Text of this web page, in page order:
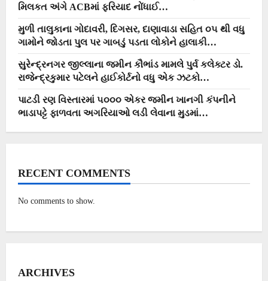
મિલકત અંગે ACBમાં ફરિયાદ નોંધાઈ…
મુળી તાલુકાના ગોદાવરી, દિગસર, દાણાવાડા સહિત ૦૫ થી વધુ
ગામોને જોડતા પુલ પર ગાબડું પડતા લોકોને હાલાકી…
સુરેન્દ્રનગર જીલ્લાના જમીન કૌભાંડ મામલે પુર્વ કલેક્ટર ડો.
રાજેન્દ્રકુમાર પટેલને હાઈકોર્ટનો વધુ એક ઝટકો…
પાટડી રણ વિસ્તારમાં ૫૦૦૦ એકર જમીન ખાનગી કંપનીને
ભાડાપટ્ટે ફાળવતા અગરિયાઓ લડી લેવાના મુડમાં…
RECENT COMMENTS
No comments to show.
ARCHIVES